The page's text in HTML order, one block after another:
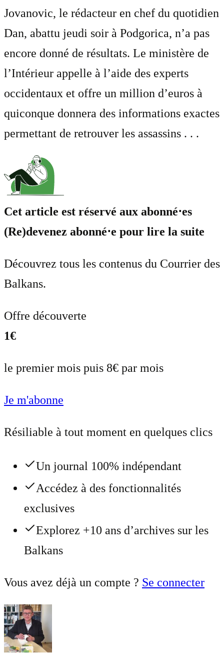
Jovanovic, le rédacteur en chef du quotidien
Dan, abattu jeudi soir à Podgorica, n’a pas
encore donné de résultats. Le ministère de
l’Intérieur appelle à l’aide des experts
occidentaux et offre un million d’euros à
quiconque donnera des informations exactes
permettant de retrouver les assassins . . .
Cet article est réservé aux abonné⋅es
(Re)devenez abonné⋅e pour lire la suite
Découvrez tous les contenus du Courrier des
Balkans.
Offre découverte
1€
le premier mois puis 8€ par mois
Je m'abonne
Résiliable à tout moment en quelques clics
Un journal 100% indépendant
Accédez à des fonctionnalités
exclusives
Explorez +10 ans d’archives sur les
Balkans
Vous avez déjà un compte ? Se connecter